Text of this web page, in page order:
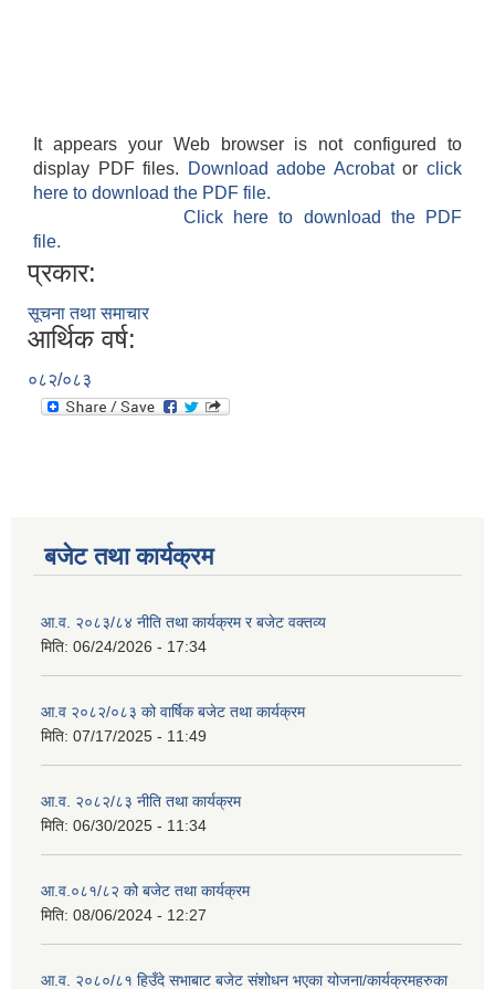
It appears your Web browser is not configured to
display PDF files.
Download adobe Acrobatorclick
here to download the PDF file.
Click here to download the PDF
file.
प्रकार:
सूचना तथा समाचार
आर्थिक वर्ष:
०८२/०८३
बजेट तथा कार्यक्रम
आ.व. २०८३/८४ नीति तथा कार्यक्रम र बजेट वक्तव्य
मिति: 06/24/2026 - 17:34
आ.व २०८२/०८३ को वार्षिक बजेट तथा कार्यक्रम
मिति: 07/17/2025 - 11:49
आ.व. २०८२/८३ नीति तथा कार्यक्रम
मिति: 06/30/2025 - 11:34
आ.व.०८१/८२ को बजेट तथा कार्यक्रम
मिति: 08/06/2024 - 12:27
आ.व. २०८०/८१ हिउँदे सभाबाट बजेट संशोधन भएका योजना/कार्यक्रमहरुका